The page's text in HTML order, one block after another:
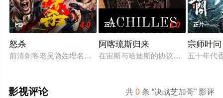
HD 4.0
怒杀
前清刺客老吴隐姓埋名于药铺，却为守护单亲母女小茜和依依，
正片 1.0
阿喀琉斯归来
在宙斯与哈迪斯的协议下，年迈的阿
正片
宗师叶
五十年代
共0 条 “决战芝加哥” 影评
影视评论